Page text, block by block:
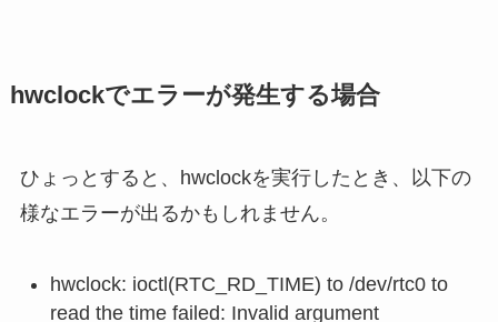
hwclockでエラーが発生する場合
ひょっとすると、hwclockを実行したとき、以下の
様なエラーが出るかもしれません。
hwclock: ioctl(RTC_RD_TIME) to /dev/rtc0 to
read the time failed: Invalid argument